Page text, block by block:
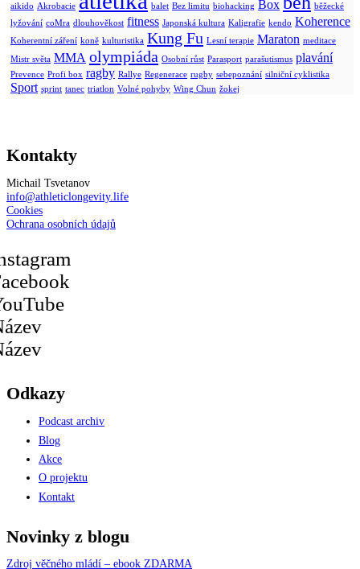
aikido Akrobacie balet Bez limitu biohacking Box
běžecké
lyžování coMra dlouhověkost fitness Japonská kultura Kaligrafie kendo Koherence
Koherentní záření koně kulturistika Kung Fu Lesní terapie Maraton meditace
Mistr světa MMA olympiáda Osobní růst Parasport parašutismus plavání
Prevence Profi box ragby Rallye Regenerace rugby sebepoznání silniční cyklistika
Sport sprint tanec triatlon Volné pohyby Wing Chun žokej
Kontakty
Michail Tsvetanov
info@athleticlongevity.life
Cookies
Ochrana osobních údajů
Odkazy
Podcast archiv
Blog
Akce
O projektu
Kontakt
Novinky z blogu
Zdroj věčného mládí – ebook ZDARMA